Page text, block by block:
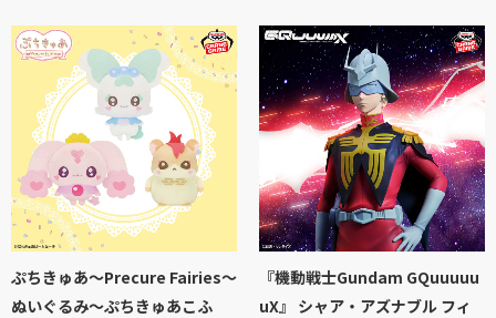
ぷちきゅあ～Precure Fairies～
ぬいぐるみ～ぷちきゅあこふ
『機動戦士Gundam GQuuuuu
uX』 シャア・アズナブル フィ